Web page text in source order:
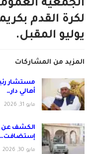
الجمعيه
لكرة القدم
يوليو المقبل.
المزيد من المشاركات
مستشار
أهالي دار…
مايو 31, 2026
الكشف عن
إستضافت…
مايو 30, 2026